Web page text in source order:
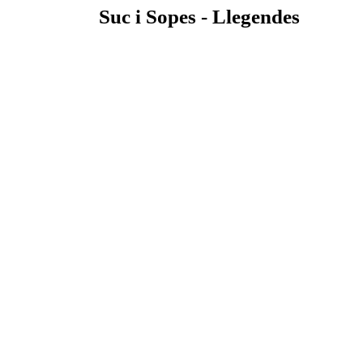
Suc i Sopes - Llegendes